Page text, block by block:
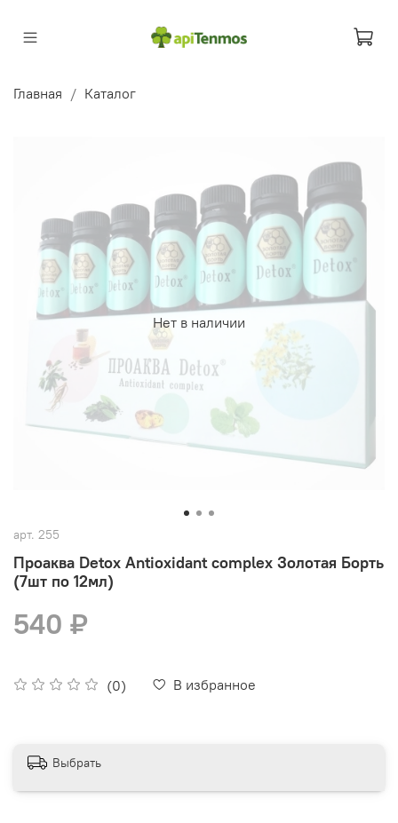
Главная Каталог
Нет в наличии
арт. 255
Проаква Detox Antioxidant complex Золотая Борть
(7шт по 12мл)
(0) В избранное
540 ₽
Выбрать